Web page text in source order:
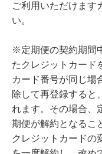
ご利用いただけます
い。
※定期便の契約期間
たクレジットカード
カード番号が同じ場
除して再登録すると
れます。その場合、
期便が解約となるこ
クレジットカードの